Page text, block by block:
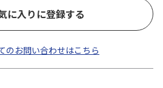
に入りに登録する
のお問い合わせはこちら